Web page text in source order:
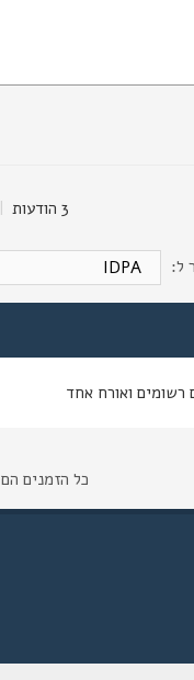
3 הודעות
ל:
ואורח אחד
כל הזמנים הם UTC + 2 שעות